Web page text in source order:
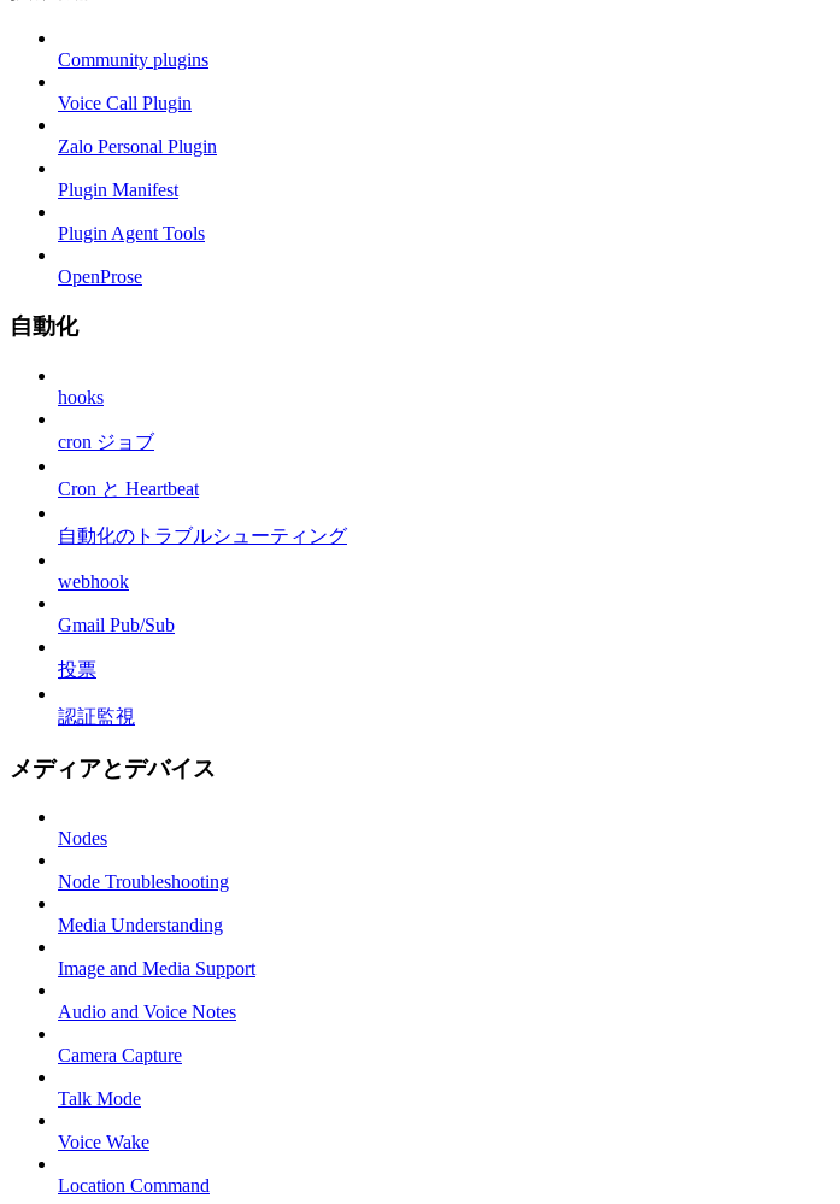
Community plugins
Voice Call Plugin
Zalo Personal Plugin
Plugin Manifest
Plugin Agent Tools
OpenProse
自動化
hooks
cron ジョブ
Cron と Heartbeat
自動化のトラブルシューティング
webhook
Gmail Pub/Sub
投票
認証監視
メディアとデバイス
Nodes
Node Troubleshooting
Media Understanding
Image and Media Support
Audio and Voice Notes
Camera Capture
Talk Mode
Voice Wake
Location Command